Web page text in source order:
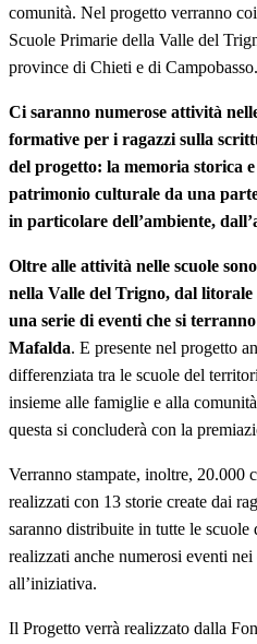
comunità. Nel progetto verranno
Scuole Primarie della Valle del
province di Chieti e di Campobasso.
Ci saranno numerose attività
formative per i ragazzi sulla
del progetto: la memoria storica
patrimonio culturale da una
in particolare dell’ambiente,
Oltre alle attività nelle scuole
nella Valle del Trigno, dal
una serie di eventi che si
Mafalda. E presente nel progetto
differenziata tra le scuole del
insieme alle famiglie e alla
questa si concluderà con la
Verranno stampate, inoltre, 20.000
realizzati con 13 storie create dai
saranno distribuite in tutte le
realizzati anche numerosi eventi
all’iniziativa.
Il Progetto verrà realizzato dalla